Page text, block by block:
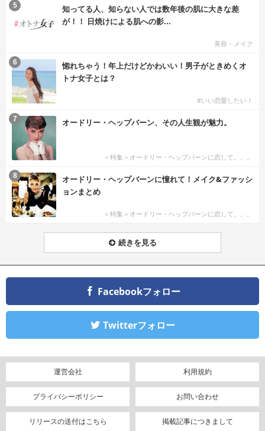
知ってる人、知らない人では数年後の肌に大きな差
が！！ 日焼けによる肌への影...
美容・メイク
5
惚れちゃう！年上だけどかわいい！男子がときめくオ
トナ女子とは？
#いい恋愛したい！
6
オードリー・ヘップバーン、その人生観が魅力。
＜特集＞オードリー・ヘップバーンに恋して。。。
7
オードリー・ヘップバーンに憧れて！メイク&ファッシ
ョンまとめ
＜特集＞オードリー・ヘップバーンに恋して。。。
8
続きを見る
Facebookフォロー
Twitterフォロー
運営会社 利用規約
プライバシーポリシー お問い合わせ
リリースの送付はこちら 掲載記事につきまして